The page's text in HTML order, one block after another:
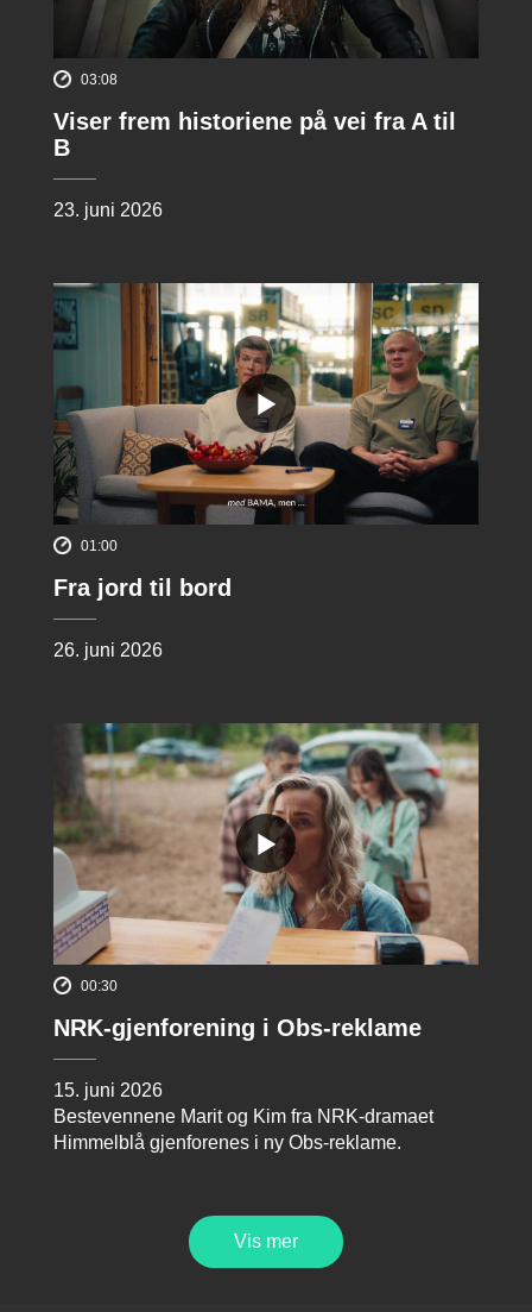
03:08
Viser frem historiene på vei fra A til
B
23. juni 2026
01:00
Fra jord til bord
26. juni 2026
00:30
NRK-gjenforening i Obs-reklame
15. juni 2026
Bestevennene Marit og Kim fra NRK-dramaet
Himmelblå gjenforenes i ny Obs-reklame.
Vis mer